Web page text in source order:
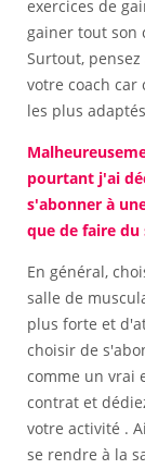
exercices de
gainer tout son
Surtout,
votre coach
les plus
pourtant j'ai
s'abonner à
que de faire du
En général,
salle de
plus forte et
choisir de
comme un vrai
contrat et
votre activité .
se rendre à la